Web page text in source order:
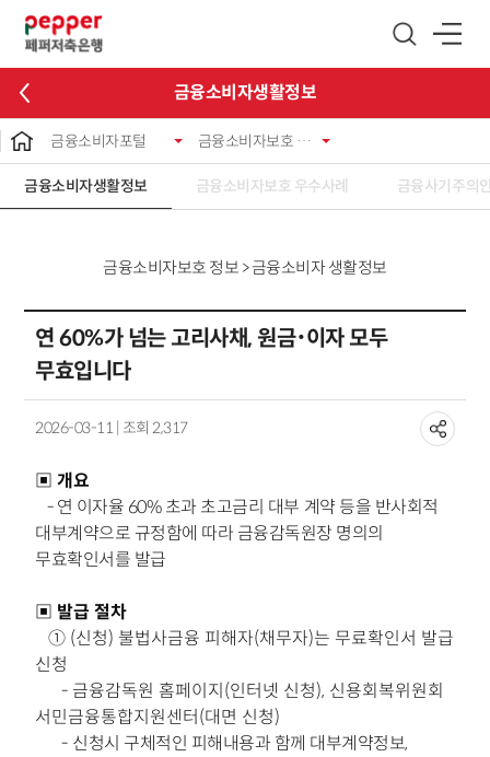
금융소비자생활정보
금융소비자포털 금융소비자보호 정보
금융소비자생활정보 금융소비자보호 우수사례 금융사기주의
금융소비자보호 정보 > 금융소비자 생활정보
연 60%가 넘는 고리사채, 원금･이자 모두
무효입니다
2026-03-11 | 조회 2,317
▣ 개요
- 연 이자율 60% 초과 초고금리 대부 계약 등을 반사회적
대부계약으로 규정함에 따라 금융감독원장 명의의
무효확인서를 발급
▣ 발급 절차
① (신청) 불법사금융 피해자(채무자)는 무료확인서 발급
신청
- 금융감독원 홈페이지(인터넷 신청), 신용회복위원회
서민금융통합지원센터(대면 신청)
- 신청시 구체적인 피해내용과 함께 대부계약정보,